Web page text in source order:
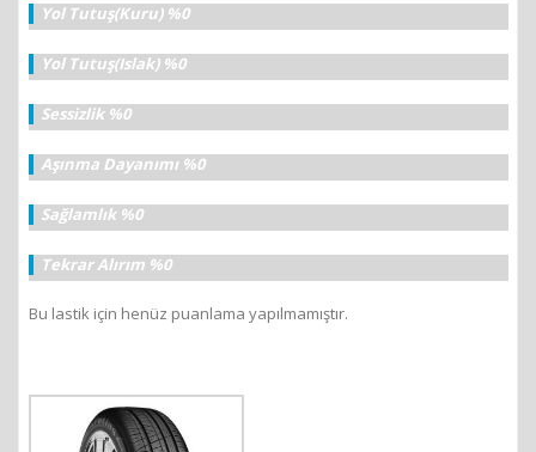
Yol Tutuş(Kuru) %0
Yol Tutuş(Islak) %0
Sessizlik %0
Aşınma Dayanımı %0
Sağlamlık %0
Tekrar Alırım %0
Bu lastik için henüz puanlama yapılmamıştır.